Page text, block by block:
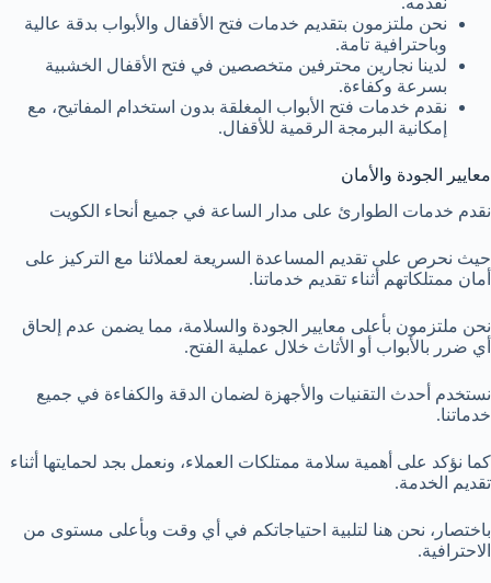
نحن ملتزمون بتقديم خدمات فتح الأقفال والأبواب بدقة عالية
وباحترافية تامة.
لدينا نجارين محترفين متخصصين في فتح الأقفال الخشبية
بسرعة وكفاءة.
نقدم خدمات فتح الأبواب المغلقة بدون استخدام المفاتيح، مع
إمكانية البرمجة الرقمية للأقفال.
معايير الجودة والأمان
نقدم خدمات الطوارئ على مدار الساعة في جميع أنحاء الكويت
حيث نحرص على تقديم المساعدة السريعة لعملائنا مع التركيز على
أمان ممتلكاتهم أثناء تقديم خدماتنا.
نحن ملتزمون بأعلى معايير الجودة والسلامة، مما يضمن عدم إلحاق
أي ضرر بالأبواب أو الأثاث خلال عملية الفتح.
نستخدم أحدث التقنيات والأجهزة لضمان الدقة والكفاءة في جميع
خدماتنا.
كما نؤكد على أهمية سلامة ممتلكات العملاء، ونعمل بجد لحمايتها أثناء
تقديم الخدمة.
باختصار، نحن هنا لتلبية احتياجاتكم في أي وقت وبأعلى مستوى من
الاحترافية.